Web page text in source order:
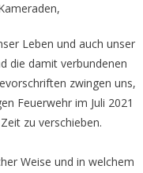
Leben und auch unser
die damit verbundenen
zwingen uns,
Feuerwehr im Juli 2021
zu verschieben.
Weise und in welchem